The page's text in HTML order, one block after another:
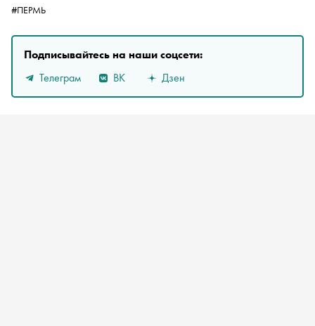
#ПЕРМЬ
Подписывайтесь на наши соцсети:
Телеграм
ВК Дзен